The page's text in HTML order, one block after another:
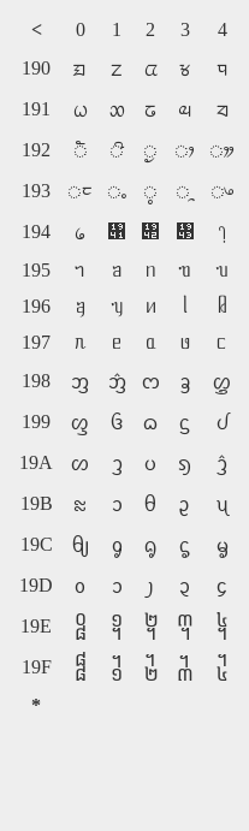
< 0 1 2 3 4
190
ᤀ ᤁ ᤂ ᤃ ᤄ
191
ᤐ ᤑ ᤒ ᤓ ᤔ
192
ᤠ ᤡ ᤢ ᤣ ᤤ
193
ᤰ ᤱ ᤲ ᤳ ᤴ
194
᥀ ᥁ ᥂ ᥃ ᥄
195
ᥐ ᥑ ᥒ ᥓ ᥔ
196
ᥠ ᥡ ᥢ ᥣ ᥤ
197
ᥰ ᥱ ᥲ ᥳ ᥴ
198
ᦀ ᦁ ᦂ ᦃ ᦄ
199
ᦐ ᦑ ᦒ ᦓ ᦔ
19A
ᦠ ᦡ ᦢ ᦣ ᦤ
19B
ᦰ ᦱ ᦲ ᦳ ᦴ
19C
ᧀ ᧁ ᧂ ᧃ ᧄ
19D
᧐ ᧑ ᧒ ᧓ ᧔
19E
᧠ ᧡ ᧢ ᧣ ᧤
19F
᧰ ᧱ ᧲ ᧳ ᧴
*